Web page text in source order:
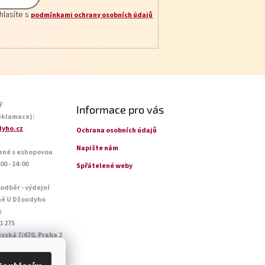
s podmínkami ochrany osobních údajů
s eshopovou
- 14:00
- výdejní
U Džoudyho
275
7/670, Praha 2
Informace pro vás
Ochrana osobních údajů
Napište nám
Spřátelené weby